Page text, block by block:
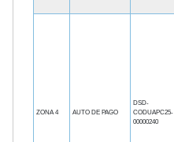
ZONA 4 AUTO DE PAGO
DSD-
CODUAPC25-
00000240